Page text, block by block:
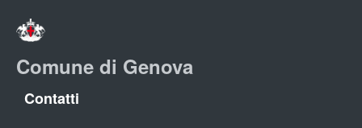
Comune di Genova
Contatti